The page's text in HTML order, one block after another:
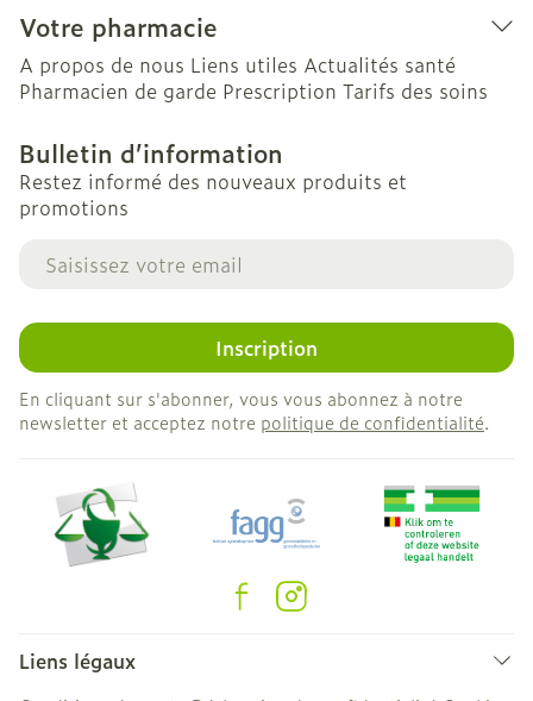
Votre pharmacie
A propos de nous Liens utiles Actualités santé
Pharmacien de garde Prescription Tarifs des soins
Bulletin d’information
Restez informé des nouveaux produits et
promotions
Adresse mail
Inscription
En cliquant sur s'abonner, vous vous abonnez à notre
newsletter et acceptez notre politique de confidentialité.
Liens légaux